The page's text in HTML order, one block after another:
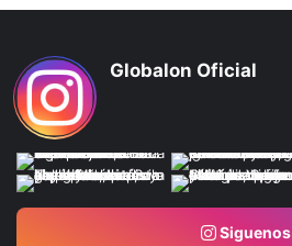
Globalon Oficial
Siguenos